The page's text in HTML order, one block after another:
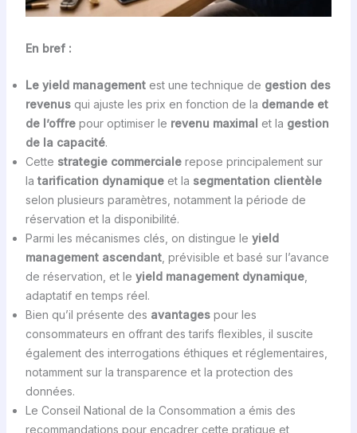
En bref :
Le yield managementest une technique de gestion des
revenusqui ajuste les prix en fonction de la demande et
de l’offrepour optimiser le revenu maximal et la gestion
de la capacité.
Cette strategie commercialerepose principalement sur
la tarification dynamiqueet la segmentation clientèle
selon plusieurs paramètres, notamment la période de
réservation et la disponibilité.
Parmi les mécanismes clés, on distingue le yield
management ascendant, prévisible et basé sur l’avance
de réservation, et le yield management dynamique,
adaptatif en temps réel.
Bien qu’il présente des avantagespour les
consommateurs en offrant des tarifs flexibles, il suscite
également des interrogations éthiques et réglementaires,
notamment sur la transparence et la protection des
données.
Le Conseil National de la Consommation a émis des
recommandations pour encadrer cette pratique et